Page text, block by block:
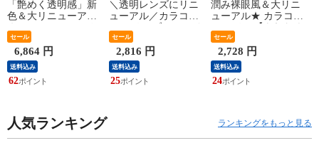
「艶めく透明感」新
色＆大リニューアル
ー ＜もれなく2箱無
料＞ ReVIA 1day
COLOR 1箱 10枚 入/6
箱合計 60枚入り 送
料無料(ネコポス) 4箱
ィア キャンマジ公式
カラー コンタクト
セール
6,864 円
送料込み
62
＼透明レンズにリニ
ューアル／カラコン
トカット 【2箱購入
で1,100円OFF/公式限
定】ReVIA Blue light
Barrier 1day カラー 1
箱 10枚 入/2箱合計20
セール
2,816 円
送料込み
25
潤み裸眼風＆大リニ
ューアル★ カラコン
1箱無料】 小さめ ナ
チュラル ReVIA
1day/CIRCLE 10枚
入/3箱合計 30枚 送料
無料(ネコポス) レヴ
カラー コンタクト 2
箱購入で＋1箱無料
セール
2,728 円
送料込み
24
人気ランキング ランキングをもっと見る